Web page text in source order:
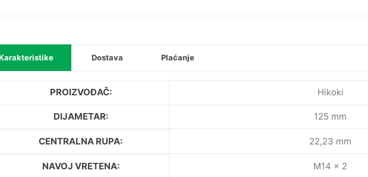
Dostava Plaćanje
PROIZVOĐAČ: Hikoki
DIJAMETAR: 125 mm
CENTRALNA RUPA: 22,23 mm
NAVOJ VRETENA: M14 x 2